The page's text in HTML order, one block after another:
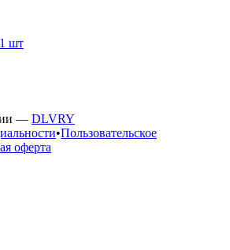
шт
— DLVRY
•Пользовательское
оферта